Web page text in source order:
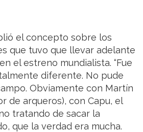
el concepto sobre los
que tuvo que llevar adelante
el estreno mundialista. “Fue
diferente. No pude
Obviamente con Martín
de arqueros), con Capu, el
tratando de sacar la
que la verdad era mucha.